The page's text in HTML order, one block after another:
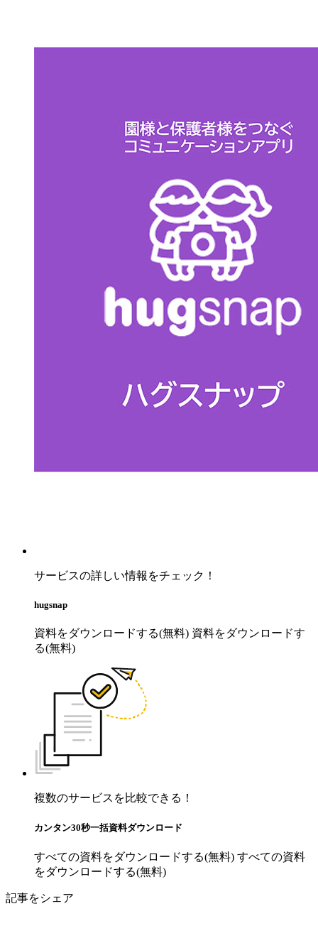
サービスの詳しい情報をチェック！
hugsnap
資料をダウンロードする(無料) 資料をダウンロードす
る(無料)
複数のサービスを比較できる！
カンタン30秒一括資料ダウンロード
すべての資料をダウンロードする(無料) すべての資料
をダウンロードする(無料)
記事をシェア